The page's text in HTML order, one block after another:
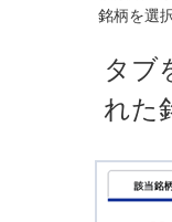
銘柄を選
タブ
れた